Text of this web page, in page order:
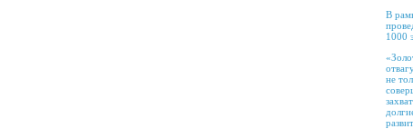
В
1000
не